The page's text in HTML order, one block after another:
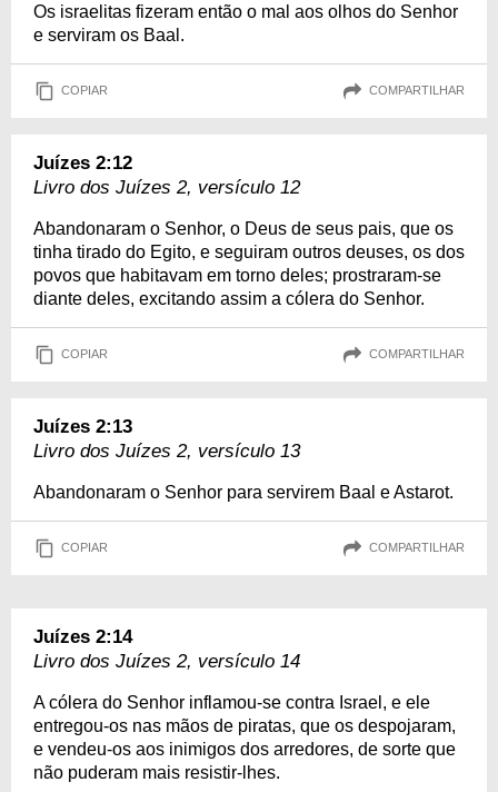
Os israelitas fizeram então o mal aos olhos do Senhor
e serviram os Baal.
COPIAR COMPARTILHAR
Juízes 2:12
Livro dos Juízes 2, versículo 12
Abandonaram o Senhor, o Deus de seus pais, que os
tinha tirado do Egito, e seguiram outros deuses, os dos
povos que habitavam em torno deles; prostraram-se
diante deles, excitando assim a cólera do Senhor.
COPIAR COMPARTILHAR
Juízes 2:13
Livro dos Juízes 2, versículo 13
Abandonaram o Senhor para servirem Baal e Astarot.
COPIAR COMPARTILHAR
Juízes 2:14
Livro dos Juízes 2, versículo 14
A cólera do Senhor inflamou-se contra Israel, e ele
entregou-os nas mãos de piratas, que os despojaram,
e vendeu-os aos inimigos dos arredores, de sorte que
não puderam mais resistir-lhes.